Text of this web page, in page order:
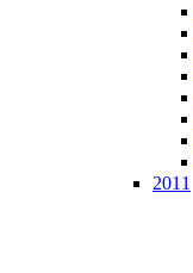
2011